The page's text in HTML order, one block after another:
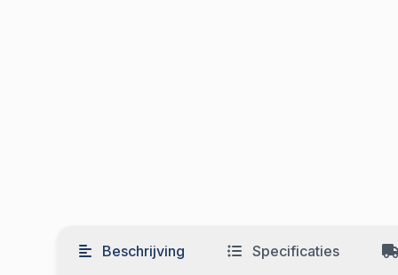
Beschrijving Specificaties